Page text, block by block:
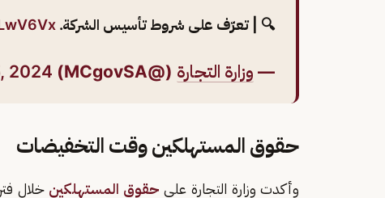
🔍 | تعرّف على شروط تأسيس الشركة.
— وزارة التجارة (@MCgovSA)
2024
حقوق المستهلكين وقت التخفيضات
وأكدت وزارة التجارة على حقوق المستهلكين خلال